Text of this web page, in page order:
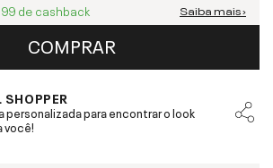
de cashback Saiba mais ›
COMPRAR
SHOPPER
personalizada para encontrar o look
você!